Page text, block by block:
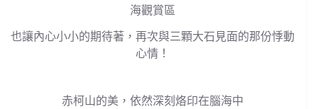
海觀賞區
也讓內心小小的期待著，再次與三顆大石見面的那份悸動
心情！
赤柯山的美，依然深刻烙印在腦海中